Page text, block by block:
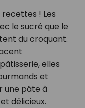
recettes ! Les
le sucré que le
du croquant.
elles
et
une pâte à
délicieux.